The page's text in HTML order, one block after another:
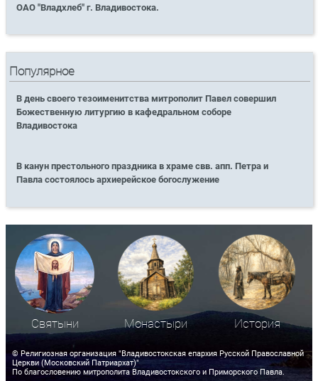
ОАО "Владхлеб" г. Владивостока.
Популярное
В день своего тезоименитства митрополит Павел совершил
Божественную литургию в кафедральном соборе
Владивостока
В канун престольного праздника в храме свв. апп. Петра и
Павла состоялось архиерейское богослужение
Святыни Монастыри История
© Религиозная организация "Владивостокская епархия Русской Православной
Церкви (Московский Патриархат)"
По благословению митрополита Владивостокского и Приморского Павла.